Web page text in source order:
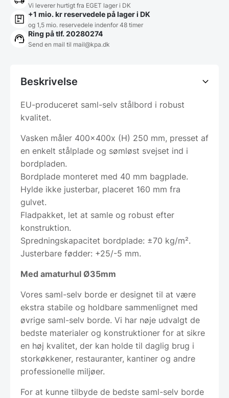
Vi leverer hurtigt fra EGET lager i DK
+1 mio. kr reservedele på lager i DK
og 1,5 mio. reservedele indenfor 48 timer
Ring på tlf. 20280274
Send en mail til mail@kpa.dk
Beskrivelse
EU-produceret saml-selv stålbord i robust
kvalitet.
Vasken måler 400x400x (H) 250 mm, presset af
en enkelt stålplade og sømløst svejset ind i
bordpladen.
Bordplade monteret med 40 mm bagplade.
Hylde ikke justerbar, placeret 160 mm fra
gulvet.
Fladpakket, let at samle og robust efter
konstruktion.
Spredningskapacitet bordplade: ±70 kg/m².
Justerbare fødder: +25/-5 mm.
Med amaturhul Ø35mm
Vores saml-selv borde er designet til at være
ekstra stabile og holdbare sammenlignet med
øvrige saml-selv borde. Vi har nøje udvalgt de
bedste materialer og konstruktioner for at sikre
en høj kvalitet, der kan holde til daglig brug i
storkøkkener, restauranter, kantiner og andre
professionelle miljøer.
For at kunne tilbyde de bedste saml-selv borde